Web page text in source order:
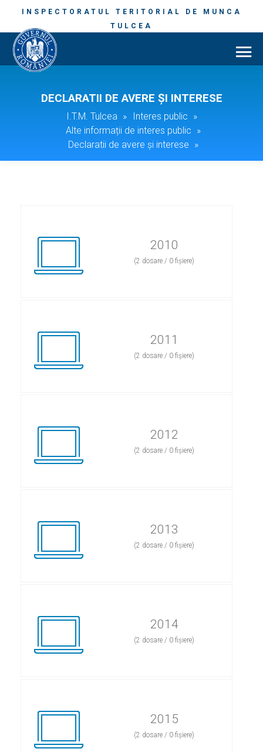
INSPECTORATUL TERITORIAL DE MUNCA
TULCEA
DECLARATII DE AVERE ȘI INTERESE
I.T.M. Tulcea » Interes public »
Alte informații de interes public »
Declaratii de avere și interese »
2010
(2 dosare / 0 fișiere)
2011
(2 dosare / 0 fișiere)
2012
(2 dosare / 0 fișiere)
2013
(2 dosare / 0 fișiere)
2014
(2 dosare / 0 fișiere)
2015
(2 dosare / 0 fișiere)